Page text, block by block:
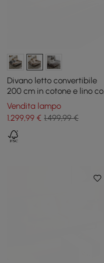
Divano letto convertibile
200 cm in cotone e lino con
cuscini
Vendita lampo
1.299,99 € 1.499,99 €